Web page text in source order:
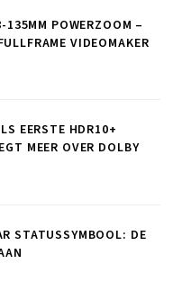
POWERZOOM –
VIDEOMAKER
EERSTE HDR10+
MEER OVER DOLBY
STATUSSYMBOOL: DE